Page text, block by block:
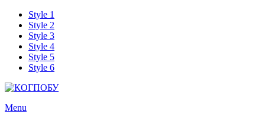
Style 1
Style 2
Style 3
Style 4
Style 5
Style 6
Menu